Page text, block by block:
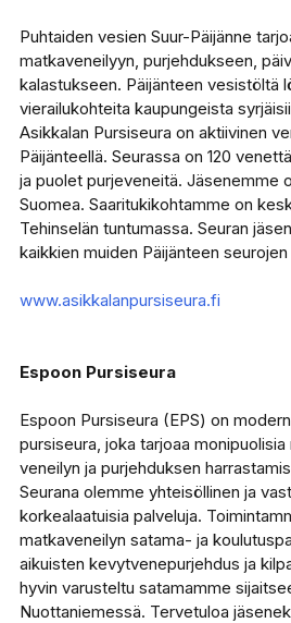
Puhtaiden vesien Suur-Päijänne
matkaveneilyyn, purjehdukseen,
kalastukseen. Päijänteen vesistöltä
vierailukohteita kaupungeista
Asikkalan Pursiseura on aktiivinen
Päijänteellä. Seurassa on 120
ja puolet purjeveneitä. Jäsenemme
Suomea. Saaritukikohtamme on
Tehinselän tuntumassa. Seuran
kaikkien muiden Päijänteen
www.asikkalanpursiseura.fi
Espoon Pursiseura
Espoon Pursiseura (EPS) on
pursiseura, joka tarjoaa monipuolisia
veneilyn ja purjehduksen
Seurana olemme yhteisöllinen ja
korkealaatuisia palveluja.
matkaveneilyn satama- ja
aikuisten kevytvenepurjehdus ja
hyvin varusteltu satamamme
Nuottaniemessä. Tervetuloa